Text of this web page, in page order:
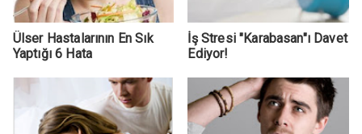
Ülser Hastalarının En Sık
Yaptığı 6 Hata
İş Stresi "Karabasan"ı Davet
Ediyor!